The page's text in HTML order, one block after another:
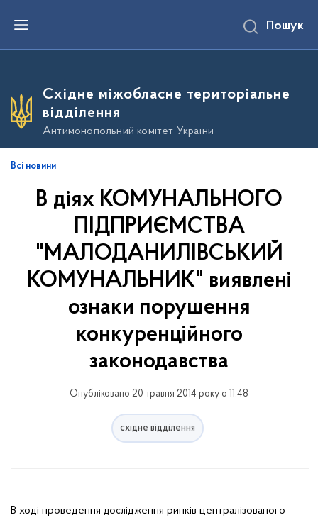
е
о
о
в
Пошук
Східне міжобласне територіальне
відділення
Антимонопольний комітет України
Всі новини
В діях КОМУНАЛЬНОГО
ПІДПРИЄМСТВА
"МАЛОДАНИЛІВСЬКИЙ
КОМУНАЛЬНИК" виявлені
ознаки порушення
конкуренційного
законодавства
Опубліковано 20 травня 2014 року о 11:48
східне відділення
В ході проведення дослідження ринків централізованого